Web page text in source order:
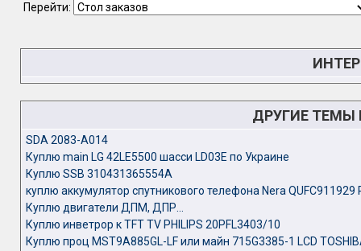
Перейти:
ДРУГИЕ ТЕМЫ
SDA 2083-A014
Куплю main LG 42LE5500 шасси LD03E по Украине
Куплю SSB 310431365554A
куплю аккумулятор спутникового телефона Nera QUFC911929
Куплю двигатели ДПМ, ДПР...
Куплю инветрор к TFT TV PHILIPS 20PFL3403/10
Куплю проц MST9A885GL-LF или майн 715G3385-1 LCD